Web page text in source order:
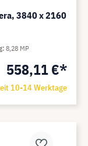
3840 x 2160
558,11 €*
10-14 Werktage
8,28 MP